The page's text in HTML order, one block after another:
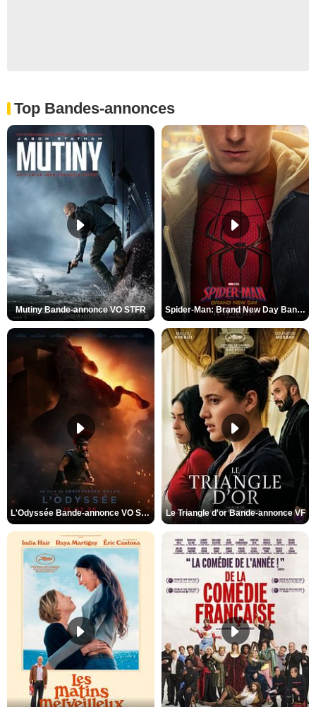
Top Bandes-annonces
Mutiny Bande-annonce VO STFR Spider-Man: Brand New Day Bande-annonce VO STFR
L'Odyssée Bande-annonce VO STFR Le Triangle d'or Bande-annonce VF